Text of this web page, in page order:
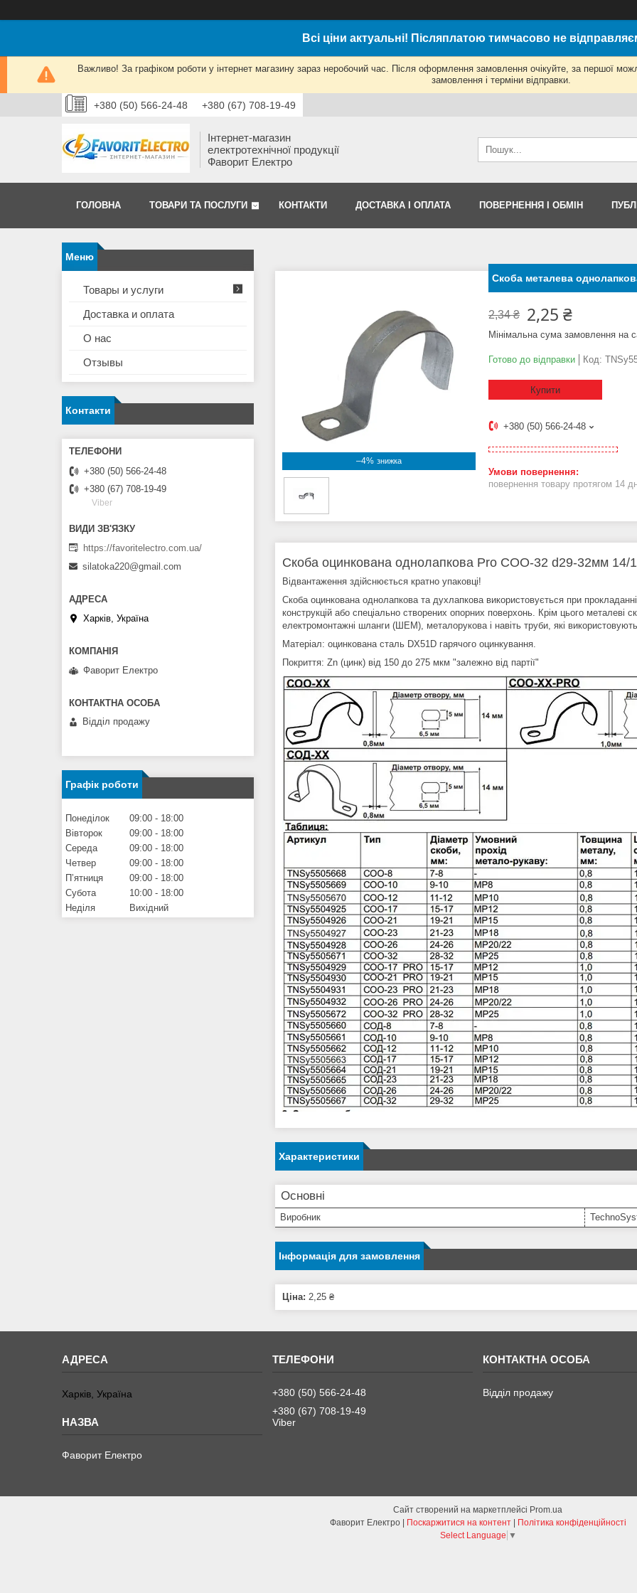
Всі ціни актуальні! Післяплатою тимчасово не
Важливо! За графіком роботи у інтернет магазину зараз неробочий час. Після оформлення замовлення очікуйте, за першої
замовлення і терміни відправки.
+380 (50) 566-24-48 +380 (67) 708-19-49
Інтернет-магазин
електротехнічної продукції
Фаворит Електро
ГОЛОВНА ТОВАРИ ТА ПОСЛУГИ КОНТАКТИ ДОСТАВКА І ОПЛАТА ПОВЕРНЕННЯ І ОБМІН
–4%
Скоба металева
2,34 ₴ 2,25 ₴
Мінімальна сума замовлення на
Готово до відправки Код:
Купити
+380 (50) 566-24-48
повернення товару протягом 14
Скоба оцинкована однолапкова Pro СОО-32 d29-32мм
Відвантаження здійснюється кратно упаковці!
Скоба оцинкована однолапкова та духлапкова використовується при
конструкцій або спеціально створених опорних поверхонь. Крім цього металеві
електромонтажні шланги (ШЕМ), металорукова і навіть труби, які
Матеріал: оцинкована сталь DX51D гарячого оцинкування.
Покриття: Zn (цинк) від 150 до 275 мкм "залежно від партії"
Характеристики
Основні
Виробник
Інформація для замовлення
Ціна: 2,25 ₴
Товары и услуги
Доставка и оплата
О нас
Отзывы
Контакти
+380 (50) 566-24-48
+380 (67) 708-19-49
Viber
https://favoritelectro.com.ua/
silatoka220@gmail.com
Харків, Україна
Фаворит Електро
Відділ продажу
Графік роботи
Понеділок 09:00
18:00
Вівторок
09:00
18:00
Середа
09:00
18:00
Четвер
09:00
18:00
Пʼятниця
09:00
18:00
Субота
10:00
18:00
Неділя
Вихідний
Харків, Україна
Фаворит Електро
+380 (50) 566-24-48
+380 (67) 708-19-49
Viber
Відділ продажу
Сайт створений на маркетплейсі Prom.ua
Фаворит Електро | Поскаржитися на контент | Політика конфіденційності
Select Language ▼